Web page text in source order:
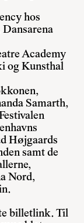
hos
Academy
og Kunsthal
Samarth,
Højgaards
samt de
Nord,
billetlink. Til